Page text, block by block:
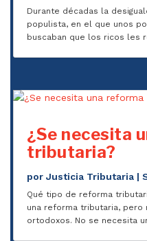
Durante décadas la
populista, en el que unos
buscaban que los ricos les
¿Se necesita
tributaria?
porJusticia Tributaria |
Qué tipo de reforma
una reforma tributaria,
ortodoxos. No se necesita